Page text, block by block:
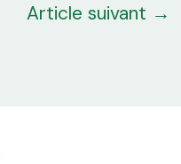
Article suivant →